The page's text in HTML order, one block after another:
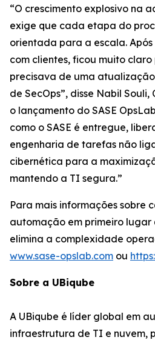
“O crescimento explosivo na
exige que cada etapa do
orientada para a escala.
com clientes, ficou muito
precisava de uma
de SecOps”, disse Nabil Souli,
o lançamento do SASE
como o SASE é entregue,
engenharia de tarefas não
cibernética para a
mantendo a TI segura.”
Para mais informações sobre
automação em primeiro lugar
elimina a complexidade
www.sase-opslab.com ou
Sobre a UBiqube
A UBiqube é líder global em
infraestrutura de TI e nuvem,